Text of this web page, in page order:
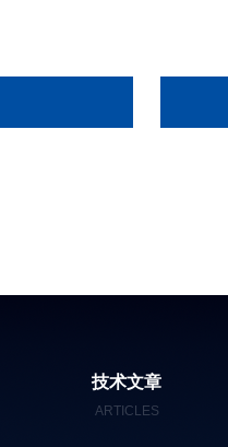
技术文章
ARTICLES